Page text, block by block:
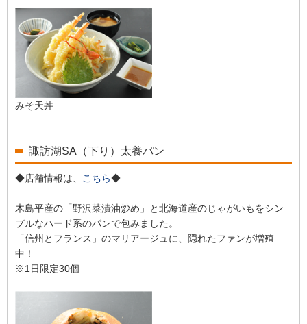
みそ天丼
諏訪湖SA（下り）太養パン
◆店舗情報は、 こちら◆
木島平産の「野沢菜漬油炒め」と北海道産のじゃがいもをシン
プルなハード系のパンで包みました。
「信州とフランス」のマリアージュに、隠れたファンが増殖
中！
※1日限定30個